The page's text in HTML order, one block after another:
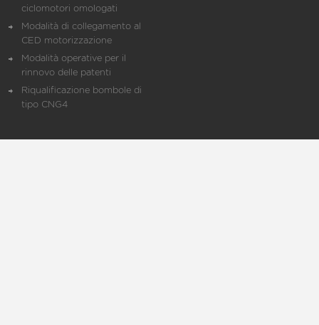
ciclomotori omologati
Modalità di collegamento al
CED motorizzazione
Modalità operative per il
rinnovo delle patenti
Riqualificazione bombole di
tipo CNG4